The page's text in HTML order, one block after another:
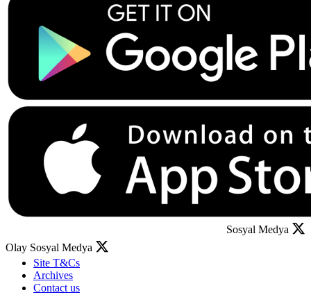
Sosyal Medya
Olay Sosyal Medya
Site T&Cs
Archives
Contact us